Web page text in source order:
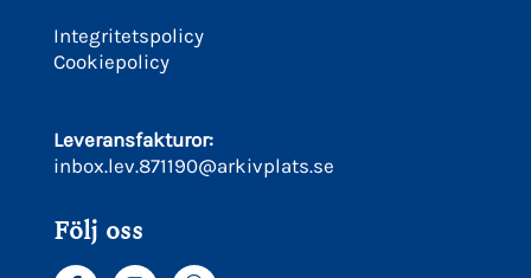
Integritetspolicy
Cookiepolicy
Leveransfakturor:
inbox.lev.871190@arkivplats.se
Följ oss